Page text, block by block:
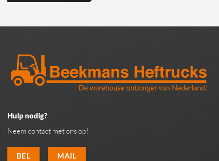
Hulp nodig?
Neem contact met ons op!
BEL MAIL